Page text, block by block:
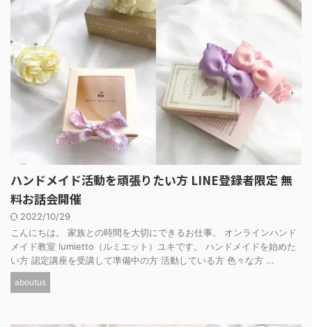
ハンドメイド活動を頑張りたい方 LINE登録者限定 無
料お話会開催
2022/10/29
こんにちは。 家族との時間を大切にできるお仕事。 オンラインハンド
メイド教室 lumietto（ルミエット）ユキです。 ハンドメイドを始めた
い方 認定講座を受講して準備中の方 活動している方 色々な方 ...
aboutus